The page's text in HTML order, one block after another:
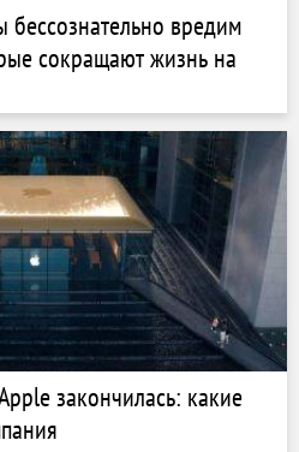
вредим
сокращают жизнь на
закончилась: какие